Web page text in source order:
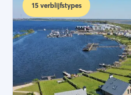
15 verblijfstypes